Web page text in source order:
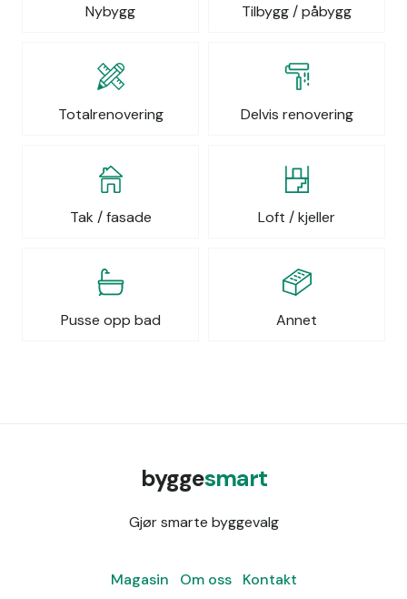
Nybygg Tilbygg / påbygg
Totalrenovering Delvis renovering
Tak / fasade Loft / kjeller
Pusse opp bad Annet
byggesmart
Gjør smarte byggevalg
Magasin Om oss Kontakt